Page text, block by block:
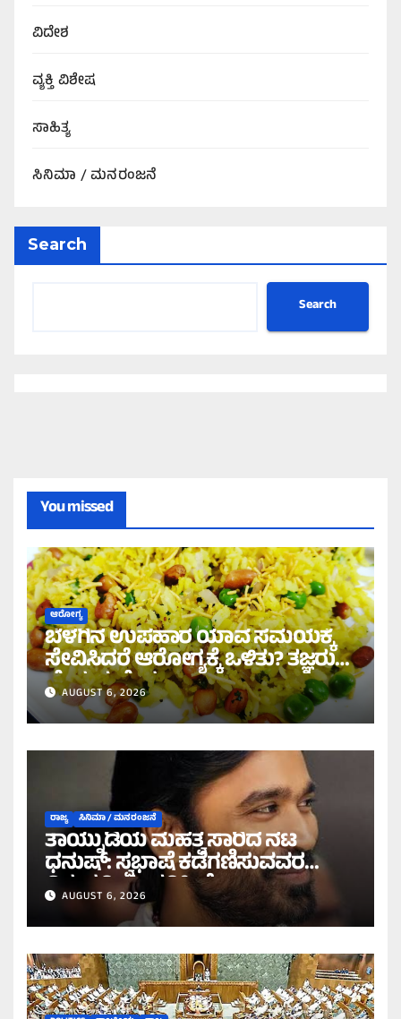
ವಿದೇಶ
ವ್ಯಕ್ತಿ ವಿಶೇಷ
ಸಾಹಿತ್ಯ
ಸಿನಿಮಾ / ಮನರಂಜನೆ
Search
Search
You missed
ಆರೋಗ್ಯ
ಬೆಳಗಿನ ಉಪಹಾರ ಯಾವ ಸಮಯಕ್ಕೆ
ಸೇವಿಸಿದರೆ ಆರೋಗ್ಯಕ್ಕೆ ಒಳಿತು? ತಜ್ಞರು
ಹೇಳುವುದೇನು?
AUGUST 6, 2026
ರಾಜ್ಯ ಸಿನಿಮಾ / ಮನರಂಜನೆ
ತಾಯ್ನುಡಿಯ ಮಹತ್ವ ಸಾರಿದ ನಟ
ಧನುಷ್: ಸ್ವಭಾಷೆ ಕಡೆಗಣಿಸುವವರ
ವಿರುದ್ಧ ತೀಕ್ಷ್ಣ ಪ್ರತಿಕ್ರಿಯೆ!
AUGUST 6, 2026